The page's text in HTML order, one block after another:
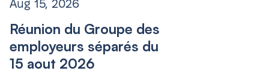
Aug 15, 2026
Réunion du Groupe des
employeurs séparés du
15 aout 2026